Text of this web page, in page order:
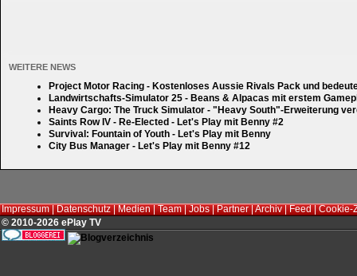
WEITERE NEWS
Project Motor Racing - Kostenloses Aussie Rivals Pack und
Landwirtschafts-Simulator 25 - Beans & Alpacas mit erstem
Heavy Cargo: The Truck Simulator - "Heavy South"-Erweiterung
Saints Row IV - Re-Elected - Let's Play mit Benny #2
Survival: Fountain of Youth - Let's Play mit Benny
City Bus Manager - Let's Play mit Benny #12
Impressum|Datenschutz|Medien|Team|Jobs|Partner|Archiv|Feed|Cookie-
© 2010-2026 ePlay TV